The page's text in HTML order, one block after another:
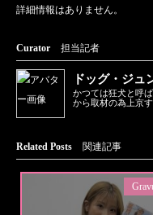
詳細情報はありません。
Curator 担当記者
ドッグ・ジュ
かつては狂犬と呼
から取材の為上京
Related Posts 関連記事